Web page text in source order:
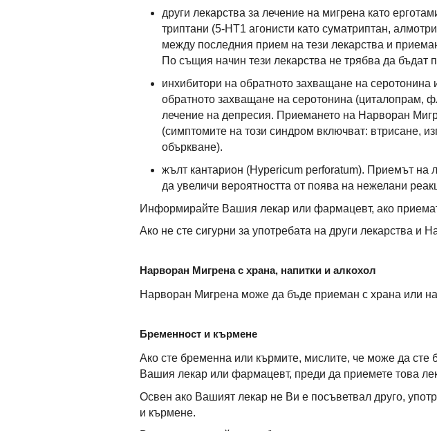
други лекарства за лечение на мигрена като
триптани (5-HT1 агонисти като суматриптан,
между последния прием на тези лекарства и
По същия начин тези лекарства не трябва да
инхибитори на обратното захващане на
обратното захващане на серотонина (циталопрам,
лечение на депресия. Приемането на Нарворан
(симптомите на този синдром включват: втрисане,
объркване).
жълт кантарион (Hypericum perforatum). Приемът
да увеличи вероятността от поява на нежелани
Информирайте Вашия лекар или фармацевт, ако
Ако не сте сигурни за употребата на други лекарства
Нарворан Мигрена с храна, напитки и алкохол
Нарворан Мигрена може да бъде приеман с храна или
Бременност и кърмене
Ако сте бременна или кърмите, мислите, че може да сте
Вашия лекар или фармацевт, преди да приемете това
Освен ако Вашият лекар не Ви е посъветвал друго,
и кърмене.